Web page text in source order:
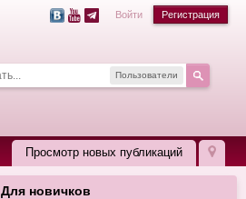
Войти Регистрация
Пользователи
Просмотр новых публикаций
Для новичков